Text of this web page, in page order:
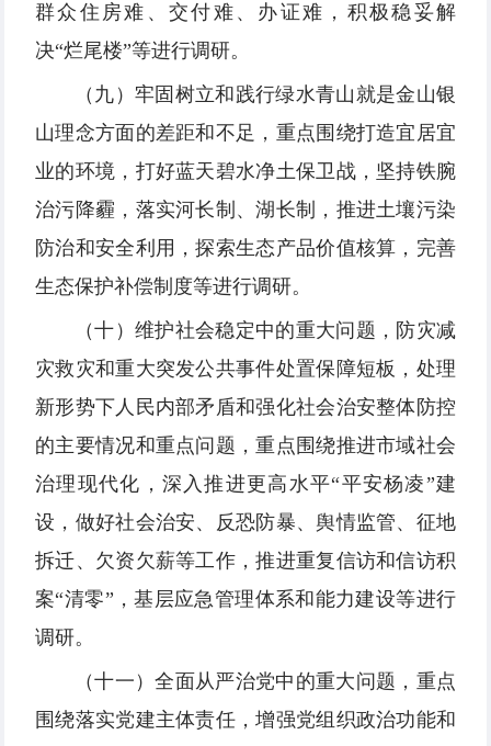
群众住房难、交付难、办证难，积极稳妥解
决“烂尾楼”等进行调研。
（九）牢固树立和践行绿水青山就是金山银
山理念方面的差距和不足，重点围绕打造宜居宜
业的环境，打好蓝天碧水净土保卫战，坚持铁腕
治污降霾，落实河长制、湖长制，推进土壤污染
防治和安全利用，探索生态产品价值核算，完善
生态保护补偿制度等进行调研。
（十）维护社会稳定中的重大问题，防灾减
灾救灾和重大突发公共事件处置保障短板，处理
新形势下人民内部矛盾和强化社会治安整体防控
的主要情况和重点问题，重点围绕推进市域社会
治理现代化，深入推进更高水平“平安杨凌”建
设，做好社会治安、反恐防暴、舆情监管、征地
拆迁、欠资欠薪等工作，推进重复信访和信访积
案“清零”，基层应急管理体系和能力建设等进行
调研。
（十一）全面从严治党中的重大问题，重点
围绕落实党建主体责任，增强党组织政治功能和